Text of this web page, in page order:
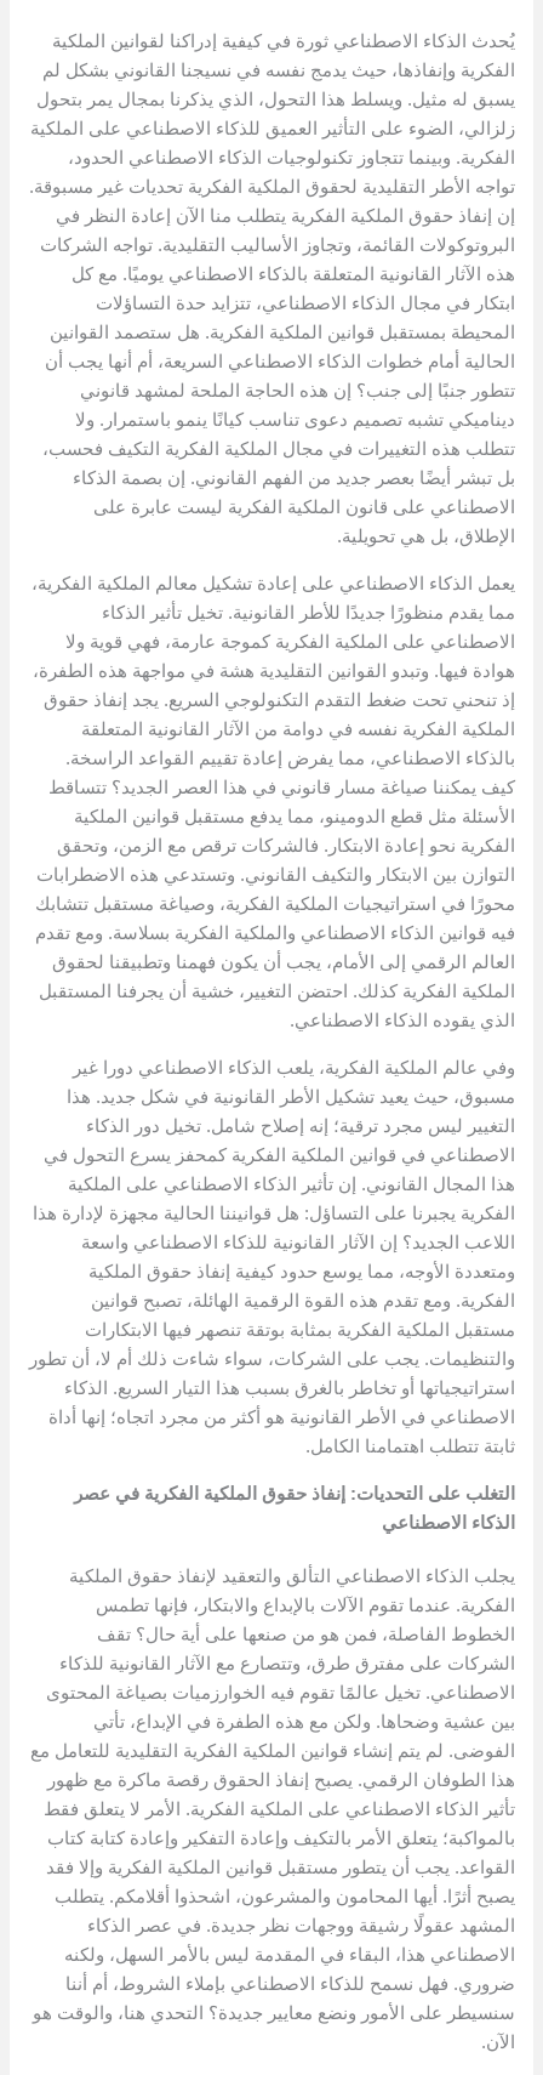
يُحدث الذكاء الاصطناعي ثورة في كيفية إدراكنا لقوانين الملكية
الفكرية وإنفاذها، حيث يدمج نفسه في نسيجنا القانوني بشكل لم
يسبق له مثيل. ويسلط هذا التحول، الذي يذكرنا بمجال يمر بتحول
زلزالي، الضوء على التأثير العميق للذكاء الاصطناعي على الملكية
الفكرية. وبينما تتجاوز تكنولوجيات الذكاء الاصطناعي الحدود،
تواجه الأطر التقليدية لحقوق الملكية الفكرية تحديات غير مسبوقة.
إن إنفاذ حقوق الملكية الفكرية يتطلب منا الآن إعادة النظر في
البروتوكولات القائمة، وتجاوز الأساليب التقليدية. تواجه الشركات
هذه الآثار القانونية المتعلقة بالذكاء الاصطناعي يوميًا. مع كل
ابتكار في مجال الذكاء الاصطناعي، تتزايد حدة التساؤلات
المحيطة بمستقبل قوانين الملكية الفكرية. هل ستصمد القوانين
الحالية أمام خطوات الذكاء الاصطناعي السريعة، أم أنها يجب أن
تتطور جنبًا إلى جنب؟ إن هذه الحاجة الملحة لمشهد قانوني
ديناميكي تشبه تصميم دعوى تناسب كيانًا ينمو باستمرار. ولا
تتطلب هذه التغييرات في مجال الملكية الفكرية التكيف فحسب،
بل تبشر أيضًا بعصر جديد من الفهم القانوني. إن بصمة الذكاء
الاصطناعي على قانون الملكية الفكرية ليست عابرة على
الإطلاق، بل هي تحويلية.
يعمل الذكاء الاصطناعي على إعادة تشكيل معالم الملكية الفكرية،
مما يقدم منظورًا جديدًا للأطر القانونية. تخيل تأثير الذكاء
الاصطناعي على الملكية الفكرية كموجة عارمة، فهي قوية ولا
هوادة فيها. وتبدو القوانين التقليدية هشة في مواجهة هذه الطفرة،
إذ تنحني تحت ضغط التقدم التكنولوجي السريع. يجد إنفاذ حقوق
الملكية الفكرية نفسه في دوامة من الآثار القانونية المتعلقة
بالذكاء الاصطناعي، مما يفرض إعادة تقييم القواعد الراسخة.
كيف يمكننا صياغة مسار قانوني في هذا العصر الجديد؟ تتساقط
الأسئلة مثل قطع الدومينو، مما يدفع مستقبل قوانين الملكية
الفكرية نحو إعادة الابتكار. فالشركات ترقص مع الزمن، وتحقق
التوازن بين الابتكار والتكيف القانوني. وتستدعي هذه الاضطرابات
محورًا في استراتيجيات الملكية الفكرية، وصياغة مستقبل تتشابك
فيه قوانين الذكاء الاصطناعي والملكية الفكرية بسلاسة. ومع تقدم
العالم الرقمي إلى الأمام، يجب أن يكون فهمنا وتطبيقنا لحقوق
الملكية الفكرية كذلك. احتضن التغيير، خشية أن يجرفنا المستقبل
الذي يقوده الذكاء الاصطناعي.
وفي عالم الملكية الفكرية، يلعب الذكاء الاصطناعي دورا غير
مسبوق، حيث يعيد تشكيل الأطر القانونية في شكل جديد. هذا
التغيير ليس مجرد ترقية؛ إنه إصلاح شامل. تخيل دور الذكاء
الاصطناعي في قوانين الملكية الفكرية كمحفز يسرع التحول في
هذا المجال القانوني. إن تأثير الذكاء الاصطناعي على الملكية
الفكرية يجبرنا على التساؤل: هل قوانيننا الحالية مجهزة لإدارة هذا
اللاعب الجديد؟ إن الآثار القانونية للذكاء الاصطناعي واسعة
ومتعددة الأوجه، مما يوسع حدود كيفية إنفاذ حقوق الملكية
الفكرية. ومع تقدم هذه القوة الرقمية الهائلة، تصبح قوانين
مستقبل الملكية الفكرية بمثابة بوتقة تنصهر فيها الابتكارات
والتنظيمات. يجب على الشركات، سواء شاءت ذلك أم لا، أن تطور
استراتيجياتها أو تخاطر بالغرق بسبب هذا التيار السريع. الذكاء
الاصطناعي في الأطر القانونية هو أكثر من مجرد اتجاه؛ إنها أداة
ثابتة تتطلب اهتمامنا الكامل.
التغلب على التحديات: إنفاذ حقوق الملكية الفكرية في عصر
الذكاء الاصطناعي
يجلب الذكاء الاصطناعي التألق والتعقيد لإنفاذ حقوق الملكية
الفكرية. عندما تقوم الآلات بالإبداع والابتكار، فإنها تطمس
الخطوط الفاصلة، فمن هو من صنعها على أية حال؟ تقف
الشركات على مفترق طرق، وتتصارع مع الآثار القانونية للذكاء
الاصطناعي. تخيل عالمًا تقوم فيه الخوارزميات بصياغة المحتوى
بين عشية وضحاها. ولكن مع هذه الطفرة في الإبداع، تأتي
الفوضى. لم يتم إنشاء قوانين الملكية الفكرية التقليدية للتعامل مع
هذا الطوفان الرقمي. يصبح إنفاذ الحقوق رقصة ماكرة مع ظهور
تأثير الذكاء الاصطناعي على الملكية الفكرية. الأمر لا يتعلق فقط
بالمواكبة؛ يتعلق الأمر بالتكيف وإعادة التفكير وإعادة كتابة كتاب
القواعد. يجب أن يتطور مستقبل قوانين الملكية الفكرية وإلا فقد
يصبح أثرًا. أيها المحامون والمشرعون، اشحذوا أقلامكم. يتطلب
المشهد عقولًا رشيقة ووجهات نظر جديدة. في عصر الذكاء
الاصطناعي هذا، البقاء في المقدمة ليس بالأمر السهل، ولكنه
ضروري. فهل نسمح للذكاء الاصطناعي بإملاء الشروط، أم أننا
سنسيطر على الأمور ونضع معايير جديدة؟ التحدي هنا، والوقت هو
الآن.